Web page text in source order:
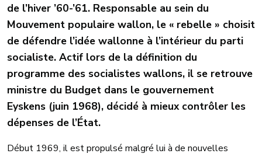
de l’hiver ’60-’61. Responsable au sein du
Mouvement populaire wallon, le « rebelle » choisit
de défendre l’idée wallonne à l’intérieur du parti
socialiste. Actif lors de la définition du
programme des socialistes wallons, il se retrouve
ministre du Budget dans le gouvernement
Eyskens (juin 1968), décidé à mieux contrôler les
dépenses de l’État.
Début 1969, il est propulsé malgré lui à de nouvelles